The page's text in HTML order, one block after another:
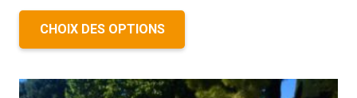
CHOIX DES OPTIONS